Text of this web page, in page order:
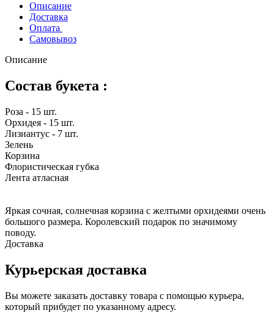
Описание
Доставка
Оплата
Самовывоз
Описание
Состав букета :
Роза - 15 шт.
Орхидея - 15 шт.
Лизиантус - 7 шт.
Зелень
Корзина
Флористическая губка
Лента атласная
Яркая сочная, солнечная корзина с желтыми орхидеями очень
большого размера. Королевский подарок по значимому
поводу.
Доставка
Курьерская доставка
Вы можете заказать доставку товара с помощью курьера,
который прибудет по указанному адресу.